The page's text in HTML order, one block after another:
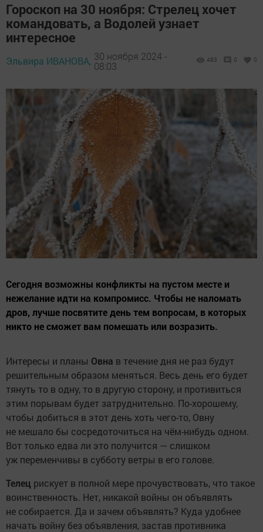
Гороскоп на 30 ноября: Стрелец хочет
командовать, а Водолей узнает
интересное
Эльвира ИВАНОВА, 30 ноября 2024 -
08:03
483 0 0
Сегодня возможны конфликты на пустом месте и
нежелание идти на компромисс. Чтобы не наломать
дров, лучше посвятите день тем вопросам, в которых
никто не сможет вам помешать или возразить.
Интересы и планы Овна в течение дня не раз будут
решительным образом меняться. Весь день его будет
тянуть то в одну, то в другую сторону, и противиться
этим порывам будет затруднительно. По-хорошему,
чтобы добиться в этот день хоть чего-то, Овну
не мешало бы сосредоточиться на чём-нибудь одном.
Вот только едва ли это получится — слишком
уж переменчивы в субботу ветры в его голове.
Телец рискует в полной мере прочувствовать, что такое
воинственность. Нет, никакой войны он объявлять
не собирается. Да и зачем объявлять? Куда удобнее
начать войну без объявления, застав противника